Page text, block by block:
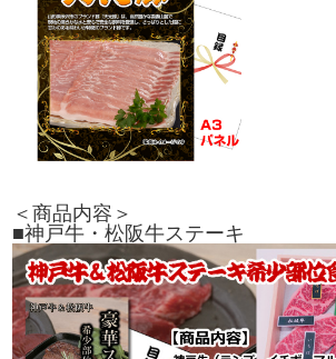
＜商品内容＞
■神戸牛・松阪牛ステーキ